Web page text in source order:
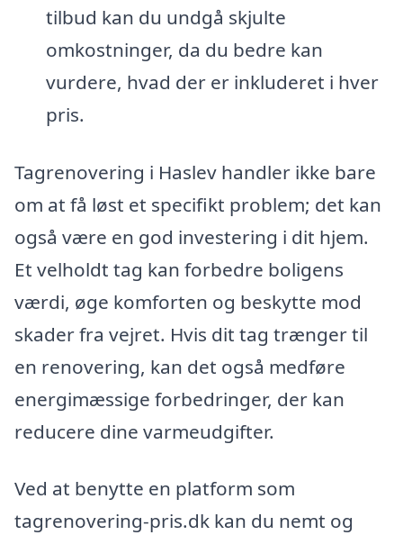
tilbud kan du undgå skjulte
omkostninger, da du bedre kan
vurdere, hvad der er inkluderet i hver
pris.
Tagrenovering i Haslev handler ikke bare
om at få løst et specifikt problem; det kan
også være en god investering i dit hjem.
Et velholdt tag kan forbedre boligens
værdi, øge komforten og beskytte mod
skader fra vejret. Hvis dit tag trænger til
en renovering, kan det også medføre
energimæssige forbedringer, der kan
reducere dine varmeudgifter.
Ved at benytte en platform som
tagrenovering-pris.dk kan du nemt og